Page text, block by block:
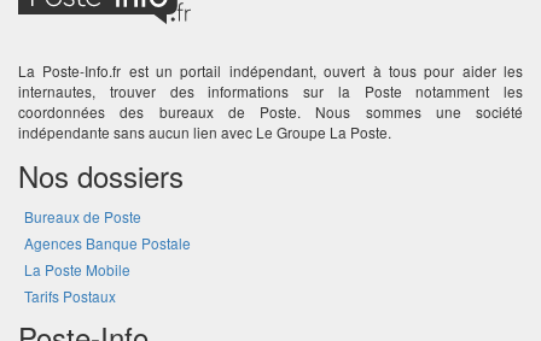
La Poste-Info.fr est un portail indépendant, ouvert à tous pour aider les
internautes, trouver des informations sur la Poste notamment les
coordonnées des bureaux de Poste. Nous sommes une société
indépendante sans aucun lien avec Le Groupe La Poste.
Nos dossiers
Bureaux de Poste
Agences Banque Postale
La Poste Mobile
Tarifs Postaux